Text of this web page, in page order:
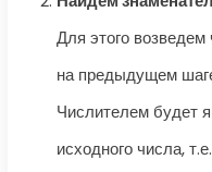
Для этого
на предыдущем
Числителем будет
исходного числа, т.е.